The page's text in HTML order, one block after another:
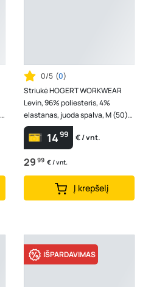
0/5 (0)
Striukė HOGERT WORKWEAR
Levin, 96% poliesteris, 4%
elastanas, juoda spalva, M (50)
dydis
1499 € / vnt.
29 99 € / vnt.
Į krepšelį
IŠPARDAVIMAS